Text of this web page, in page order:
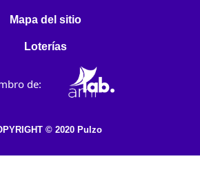
Mapa del sitio
Loterías
de:
© 2020 Pulzo